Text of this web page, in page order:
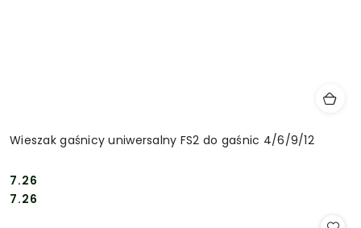
Wieszak gaśnicy uniwersalny FS2 do gaśnic 4/6/9/12
Cena:
7.26
Cena:
7.26